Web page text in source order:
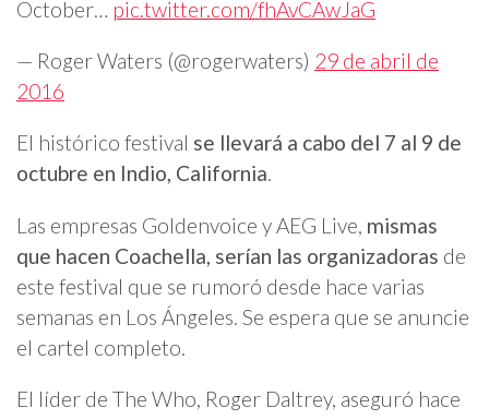
October… pic.twitter.com/fhAvCAwJaG
— Roger Waters (@rogerwaters) 29 de abril de
2016
El histórico festival se llevará a cabo del 7 al 9 de
octubre en Indio, California.
Las empresas Goldenvoice y AEG Live, mismas
que hacen Coachella, serían las organizadoras de
este festival que se rumoró desde hace varias
semanas en Los Ángeles. Se espera que se anuncie
el cartel completo.
El líder de The Who, Roger Daltrey, aseguró hace